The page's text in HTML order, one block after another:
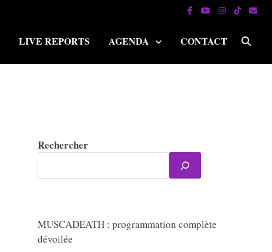
LIVE REPORTS AGENDA CONTACT
Rechercher
MUSCADEATH : programmation complète
dévoilée